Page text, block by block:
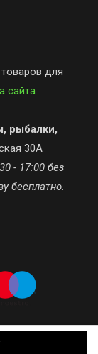
для
сайта
рыбалки,
30А
- 17:00 без
бесплатно.